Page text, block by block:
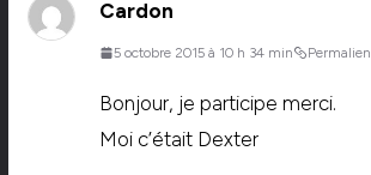
Cardon
5 octobre 2015 à 10 h 34 min Permalien
Bonjour, je participe merci.
Moi c’était Dexter